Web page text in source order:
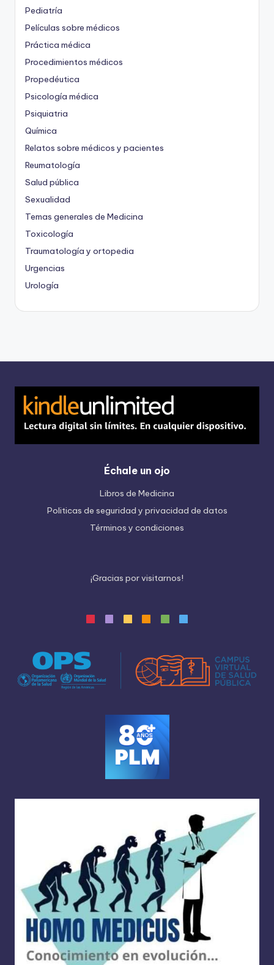
Pediatría
Películas sobre médicos
Práctica médica
Procedimientos médicos
Propedéutica
Psicología médica
Psiquiatria
Química
Relatos sobre médicos y pacientes
Reumatología
Salud pública
Sexualidad
Temas generales de Medicina
Toxicología
Traumatología y ortopedia
Urgencias
Urología
Échale un ojo
Libros de Medicina
Politicas de seguridad y privacidad de datos
Términos y condiciones
¡Gracias porvisitarnos!